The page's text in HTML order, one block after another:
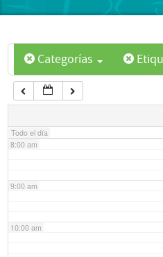
Categorías
Todo el día
6:00 am
7:00 am
8:00 am
9:00 am
10:00 am